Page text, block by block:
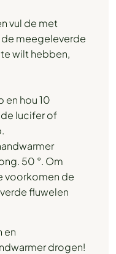
vul de met
meegeleverde
wilt hebben,
en hou 10
lucifer of
50 °. Om
voorkomen de
fluwelen
en
drogen!